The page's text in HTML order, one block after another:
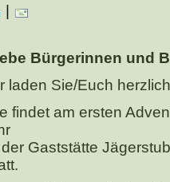
Bürgerinnen und
laden Sie/Euch
findet am ersten
Gaststätte